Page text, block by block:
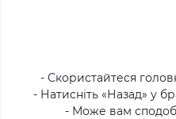
- Скористайтеся
- Натисніть «Назад» у
- Може вам